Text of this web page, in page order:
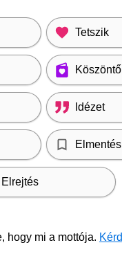
Tetszik
Köszöntő
Idézet
Elmentés
Elrejtés
hogy mi a mottója.